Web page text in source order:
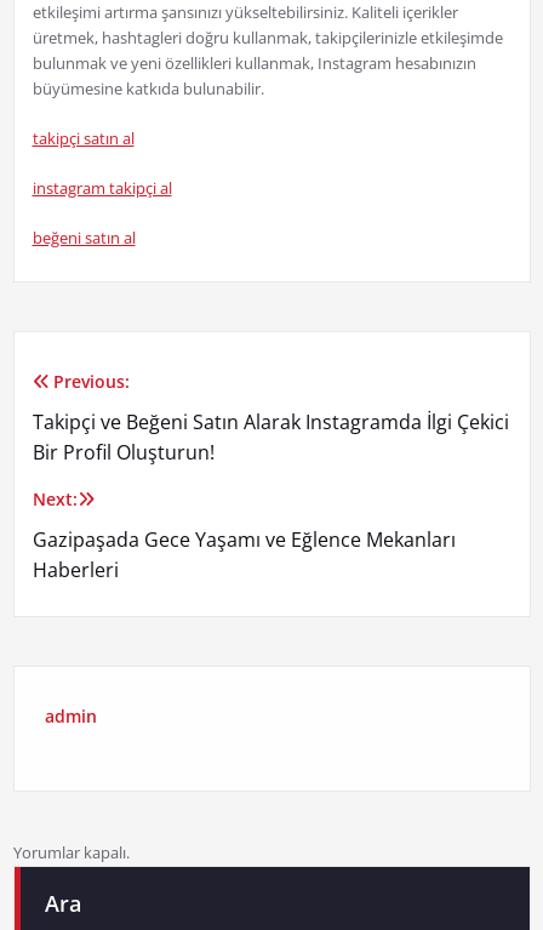
etkileşimi artırma şansınızı yükseltebilirsiniz. Kaliteli içerikler
üretmek, hashtagleri doğru kullanmak, takipçilerinizle etkileşimde
bulunmak ve yeni özellikleri kullanmak, Instagram hesabınızın
büyümesine katkıda bulunabilir.
takipçi satın al
instagram takipçi al
beğeni satın al
Yazı
gezinmesi
Previous:
Takipçi ve Beğeni Satın Alarak Instagramda İlgi Çekici
Bir Profil Oluşturun!
Next:
Gazipaşada Gece Yaşamı ve Eğlence Mekanları
Haberleri
admin
Yorumlar kapalı.
Ara